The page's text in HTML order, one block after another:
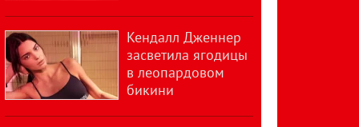
Кендалл Дженнер
засветила ягодицы
в леопардовом
бикини